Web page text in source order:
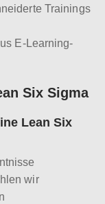
Trainings
E-Learning-
Six Sigma
Lean Six
wir